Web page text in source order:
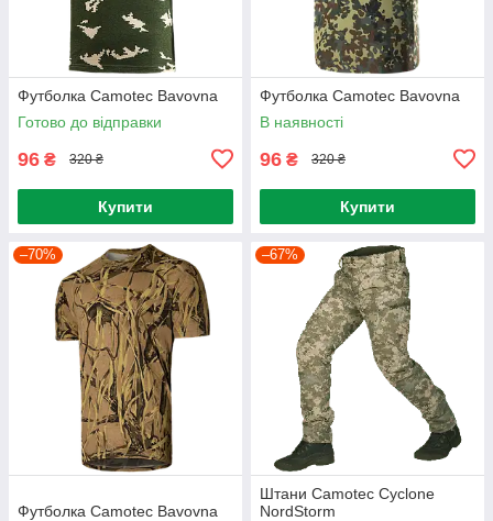
Футболка Camotec Bavovna
Готово до відправки
96 ₴ 320 ₴
Купити
Футболка Camotec Bavovna
В наявності
96 ₴ 320 ₴
Купити
–70%
Футболка Camotec Bavovna
–67%
Штани Camotec Cyclone
NordStorm